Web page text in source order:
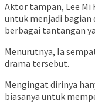
Aktor tampan, Lee Mi
untuk menjadi bagian
berbagai tantangan
Menurutnya, Ia
drama tersebut.
Mengingat dirinya
biasanya untuk